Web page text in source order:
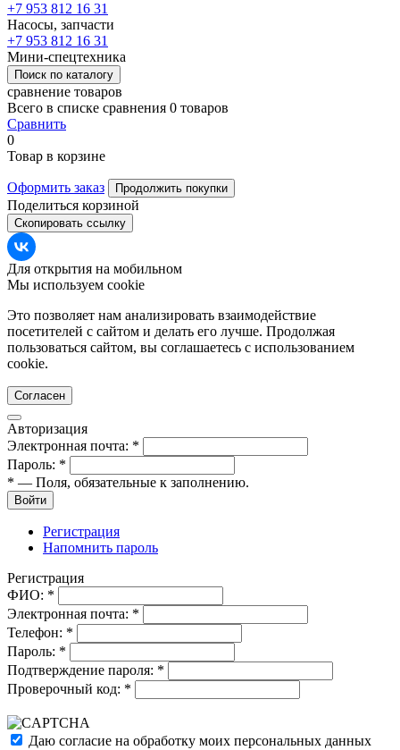
+7 953 812 16 31
Насосы, запчасти
+7 953 812 16 31
Мини-спецтехника
Поиск по каталогу
сравнение товаров
Всего в списке сравнения 0 товаров
Сравнить
0
Товар в корзине
Оформить заказ Продолжить покупки
Поделиться корзиной
Скопировать ссылку
Для открытия на мобильном
Мы используем cookie
Это позволяет нам анализировать взаимодействие
посетителей с сайтом и делать его лучше. Продолжая
пользоваться сайтом, вы соглашаетесь с использованием
cookie.
Согласен
Авторизация
Электронная почта: *
Пароль: *
* — Поля, обязательные к заполнению.
Войти
Регистрация
Напомнить пароль
Регистрация
ФИО: *
Электронная почта: *
Телефон: *
Пароль: *
Подтверждение пароля: *
Проверочный код: *
Даю согласие на обработку моих персональных данных